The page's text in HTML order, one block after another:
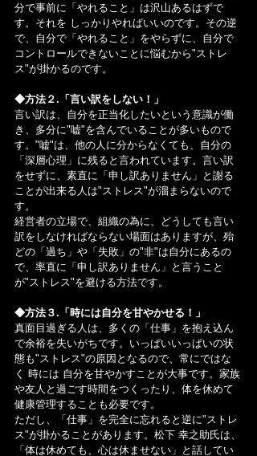
分で事前に「やれること」は沢山あるはずで
す。それを しっかりやればいいのです。その逆
で、自分で「やれること」をやらずに、自分で
コントロールできないことに悩むから"ストレ
ス"が掛かるのです。
◆方法２.「言い訳をしない！」
言い訳は、自分を正当化したいという意識が働
き、多分に"嘘"を含んでいることが多いもので
す。"嘘"は、他の人に分からなくても、自分の
「深層心理」に残ると言われています。言い訳
をせずに、素直に「申し訳ありません」と謝る
ことが出来る人は"ストレス"が溜まらないので
す。
経営者の立場で、組織の為に、どうしても言い
訳をしなければならない場面はありますが、殆
どの「過ち」や「失敗」の"非"は自分にあるの
で、率直に「申し訳ありません」と言うこと
が"ストレス"を避ける方法です。
◆方法３.「時には自分を甘やかせる！」
真面目過ぎる人は、多くの「仕事」を抱え込ん
で余裕を失いがちです。いっぱいいっぱいの状
態も"ストレス"の原因となるので、常にではな
く 時には 自分を甘やかすことが大事です。家族
や友人と過ごす時間をつくったり、体を休めて
健康管理することも必要です。
ただし、「仕事」を完全に忘れると逆に"ストレ
ス"が掛かることがあります。松下 幸之助氏は、
「体は休めても、心は休ませない」と話してい